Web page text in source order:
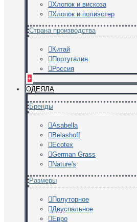
Хлопок и вискоза
Хлопок и полиэстер
Страна производства
Китай
Португалия
Россия
+
ОДЕЯЛА
Бренды
Asabella
Belashoff
Ecotex
German Grass
Nature's
Размеры
Полуторное
Двуспальное
Евро